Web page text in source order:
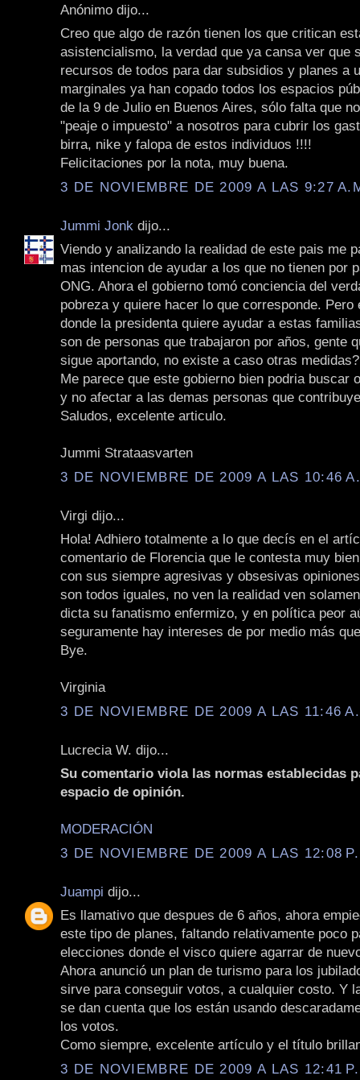
Anónimo dijo...
Creo que algo de razón tienen los que critican
asistencialismo, la verdad que ya cansa ver que
recursos de todos para dar subsidios y planes a
marginales ya han copado todos los espacios
de la 9 de Julio en Buenos Aires, sólo falta que
"peaje o impuesto" a nosotros para cubrir los
birra, nike y falopa de estos individuos !!!!
Felicitaciones por la nota, muy buena.
3 DE NOVIEMBRE DE 2009 A LAS 9:27
Jummi Jonk dijo...
Viendo y analizando la realidad de este pais me
mas intencion de ayudar a los que no tienen por
ONG. Ahora el gobierno tomó conciencia del
pobreza y quiere hacer lo que corresponde. Pero
donde la presidenta quiere ayudar a estas
son de personas que trabajaron por años, gente
sigue aportando, no existe a caso otras medidas?
Me parece que este gobierno bien podria buscar
y no afectar a las demas personas que
Saludos, excelente articulo.
Jummi Strataasvarten
3 DE NOVIEMBRE DE 2009 A LAS 10:46
Virgi dijo...
Hola! Adhiero totalmente a lo que decís en el
comentario de Florencia que le contesta muy
con sus siempre agresivas y obsesivas
son todos iguales, no ven la realidad ven
dicta su fanatismo enfermizo, y en política peor
seguramente hay intereses de por medio más
Bye.
Virginia
3 DE NOVIEMBRE DE 2009 A LAS 11:46
Lucrecia W. dijo...
Su comentario viola las normas establecidas
espacio de opinión.
MODERACIÓN
3 DE NOVIEMBRE DE 2009 A LAS 12:08
Juampi dijo...
Es llamativo que despues de 6 años, ahora
este tipo de planes, faltando relativamente poco
elecciones donde el visco quiere agarrar de
Ahora anunció un plan de turismo para los
sirve para conseguir votos, a cualquier costo. Y
se dan cuenta que los están usando
los votos.
Como siempre, excelente artículo y el título
3 DE NOVIEMBRE DE 2009 A LAS 12:41